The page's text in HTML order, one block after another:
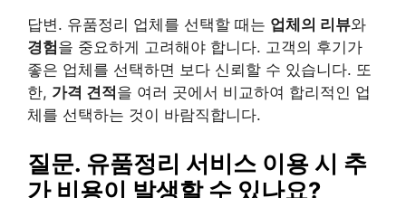
답변. 유품정리 업체를 선택할 때는 업체의 리뷰와
경험을 중요하게 고려해야 합니다. 고객의 후기가
좋은 업체를 선택하면 보다 신뢰할 수 있습니다. 또
한, 가격 견적 을 여러 곳에서 비교하여 합리적인 업
체를 선택하는 것이 바람직합니다.
질문. 유품정리 서비스 이용 시 추
가 비용이 발생할 수 있나요?